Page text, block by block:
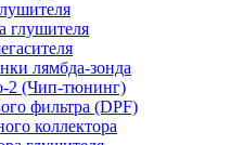
глушителя
лямбда-зонда
2 (Чип-тюнинг)
фильтра (DPF)
коллектора